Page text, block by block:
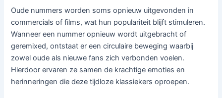
Oude nummers worden soms opnieuw uitgevonden in
commercials of films, wat hun populariteit blijft stimuleren.
Wanneer een nummer opnieuw wordt uitgebracht of
geremixed, ontstaat er een circulaire beweging waarbij
zowel oude als nieuwe fans zich verbonden voelen.
Hierdoor ervaren ze samen de krachtige emoties en
herinneringen die deze tijdloze klassiekers oproepen.